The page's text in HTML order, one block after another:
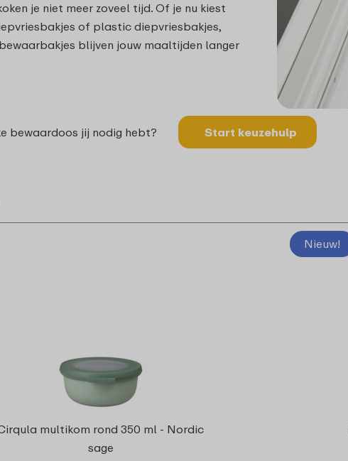
je niet meer zoveel tijd. Of je nu kiest
of plastic diepvriesbakjes,
blijven jouw maaltijden langer
bewaardoos jij nodig hebt? Start keuzehulp
multikom rond 350 ml - Nordic
sage
Nieuw!